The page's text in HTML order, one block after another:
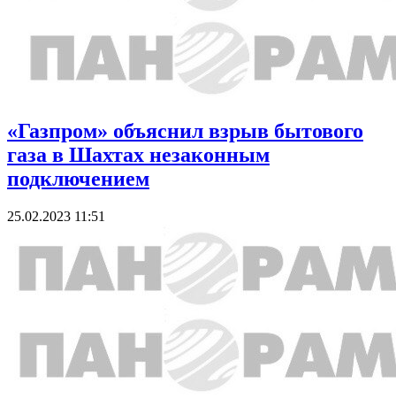
«Газпром» объяснил взрыв бытового
газа в Шахтах незаконным
подключением
25.02.2023 11:51